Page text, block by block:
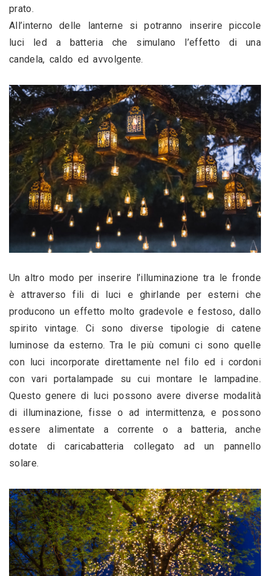
prato.
All’interno delle lanterne si potranno inserire piccole
luci led a batteria che simulano l’effetto di una
candela, caldo ed avvolgente.
Un altro modo per inserire l’illuminazione tra le fronde
è attraverso fili di luci e ghirlande per esterni che
producono un effetto molto gradevole e festoso, dallo
spirito vintage. Ci sono diverse tipologie di catene
luminose da esterno. Tra le più comuni ci sono quelle
con luci incorporate direttamente nel filo ed i cordoni
con vari portalampade su cui montare le lampadine.
Questo genere di luci possono avere diverse modalità
di illuminazione, fisse o ad intermittenza, e possono
essere alimentate a corrente o a batteria, anche
dotate di caricabatteria collegato ad un pannello
solare.